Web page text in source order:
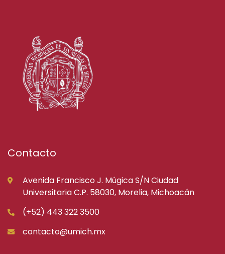
Contacto
Avenida Francisco J. Múgica S/N Ciudad
Universitaria C.P. 58030, Morelia, Michoacán
(+52) 443 322 3500
contacto@umich.mx